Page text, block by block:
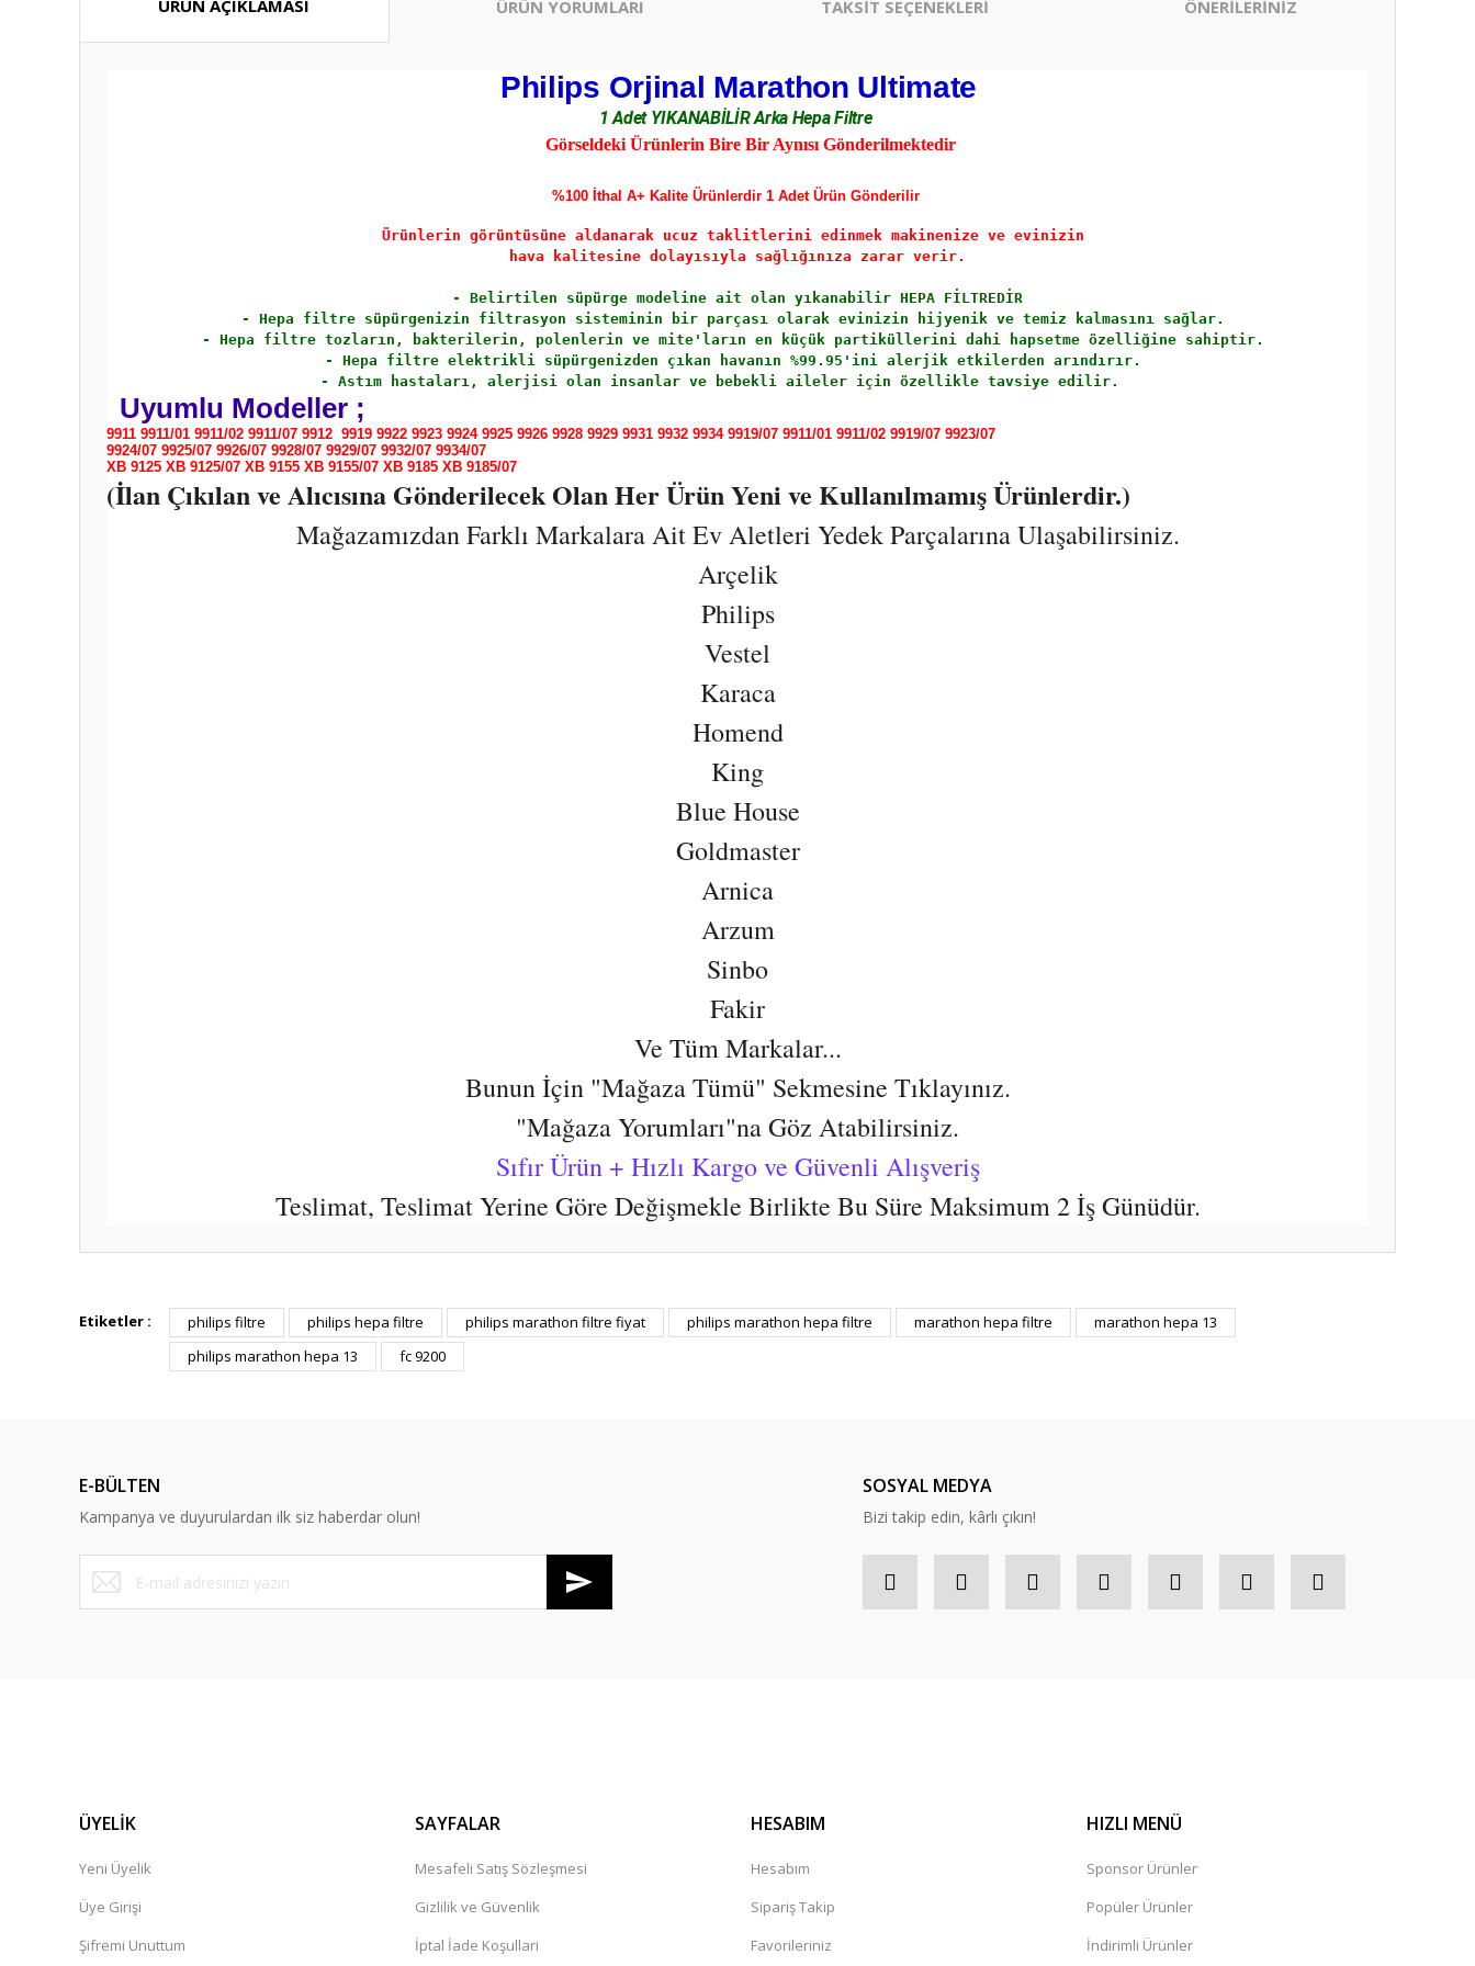
ÜRÜN AÇIKLAMASI ÜRÜN YORUMLARI TAKSİT SEÇENEKLERİ ÖNERİLERİNİZ
Philips Orjinal Marathon Ultimate
1 Adet YIKANABİLİR Arka Hepa Filtre
Görseldeki Ürünlerin Bire Bir Aynısı Gönderilmektedir
%100 İthal A+ Kalite Ürünlerdir 1 Adet Ürün Gönderilir
Ürünlerin görüntüsüne aldanarak ucuz taklitlerini edinmek makinenize ve evinizin
hava kalitesine dolayısıyla sağlığınıza zarar verir.
- Belirtilen süpürge modeline ait olan yıkanabilir HEPA FİLTREDİR
- Hepa filtre süpürgenizin filtrasyon sisteminin bir parçası olarak evinizin hijyenik ve temiz kalmasını sağlar.
- Hepa filtre tozların, bakterilerin, polenlerin ve mite'ların en küçük partiküllerini dahi hapsetme özelliğine sahiptir.
- Hepa filtre elektrikli süpürgenizden çıkan havanın %99.95'ini alerjik etkilerden arındırır.
- Astım hastaları, alerjisi olan insanlar ve bebekli aileler için özellikle tavsiye edilir.
Uyumlu Modeller ;
9911 9911/01 9911/02 9911/07 9912 9919 9922 9923 9924 9925 9926 9928 9929 9931 9932 9934 9919/07 9911/01 9911/02 9919/07 9923/07
9924/07 9925/07 9926/07 9928/07 9929/07 9932/07 9934/07
XB 9125 XB 9125/07 XB 9155 XB 9155/07 XB 9185 XB 9185/07
(İlan Çıkılan ve Alıcısına Gönderilecek Olan Her Ürün Yeni ve Kullanılmamış Ürünlerdir.)
Mağazamızdan Farklı Markalara Ait Ev Aletleri Yedek Parçalarına Ulaşabilirsiniz.
Arçelik
Philips
Vestel
Karaca
Homend
King
Blue House
Goldmaster
Arnica
Arzum
Sinbo
Fakir
Ve Tüm Markalar...
Bunun İçin "Mağaza Tümü" Sekmesine Tıklayınız.
"Mağaza Yorumları"na Göz Atabilirsiniz.
Sıfır Ürün + Hızlı Kargo ve Güvenli Alışveriş
Teslimat, Teslimat Yerine Göre Değişmekle Birlikte Bu Süre Maksimum 2 İş Günüdür.
Bu ürüne ilk yorumu siz yapın!
Görüş ve önerileriniz için teşekkür ederiz.
Ürün resmi kalitesiz, bozuk veya görüntülenemiyor.
Bu ürüne benzer farklı alternatifler olmalı.
Etiketler : philips filtre philips hepa filtre philips marathon filtre fiyat philips marathon hepa filtre marathon hepa filtre
marathon hepa 13
philips marathon hepa 13
fc 9200
E-BÜLTEN
Kampanya ve duyurulardan ilk siz haberdar olun!
SOSYAL MEDYA
Bizi takip edin, kârlı çıkın!
ÜYELİK
Yeni Üyelik
Üye Girişi
Şifremi Unuttum
SAYFALAR
Mesafeli Satış Sözleşmesi
Gizlilik ve Güvenlik
İptal İade Koşullari
HESABIM
Hesabım
Sipariş Takip
Favorileriniz
HIZLI MENÜ
Sponsor Ürünler
Popüler Ürünler
İndirimli Ürünler